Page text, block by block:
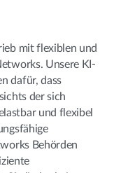
mit flexiblen und
Unsere KI-
dafür, dass
der sich
und flexibel
Behörden